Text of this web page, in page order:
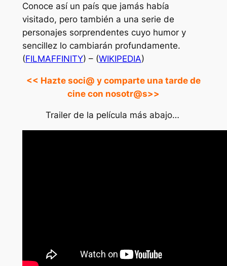
Conoce así un país que jamás había
visitado, pero también a una serie de
personajes sorprendentes cuyo humor y
sencillez lo cambiarán profundamente.
(FILMAFFINITY) – (WIKIPEDIA)
<< Hazte soci@ y comparte una tarde de
cine con nosotr@s>>
Trailer de la película más abajo…